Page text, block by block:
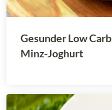
Gesunder Low
Minz-Joghurt